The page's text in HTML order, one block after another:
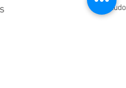
Ver tudo